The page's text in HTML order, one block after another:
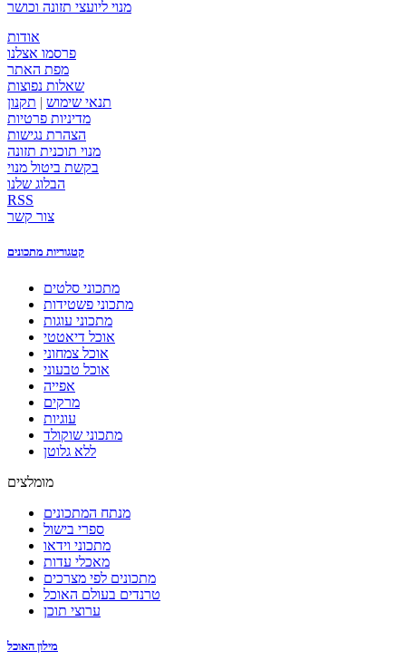
מנוי ליועצי תזונה וכושר
אודות
פרסמו אצלנו
מפת האתר
שאלות נפוצות
תנאי שימוש | תקנון
מדיניות פרטיות
הצהרת נגישות
מנוי תוכנית תזונה
בקשת ביטול מנוי
הבלוג שלנו
RSS
צור קשר
קטגוריות מתכונים
מתכוני סלטים
מתכוני פשטידות
מתכוני עוגות
אוכל דיאטטי
אוכל צמחוני
אוכל טבעוני
אפייה
מרקים
עוגיות
מתכוני שוקולד
ללא גלוטן
מומלצים
מנתח המתכונים
ספרי בישול
מתכוני וידאו
מאכלי עדות
מתכונים לפי מצרכים
טרנדים בעולם האוכל
ערוצי תוכן
מילון האוכל